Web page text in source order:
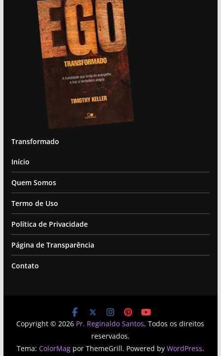
Transformado
Início
Quem Somos
Termo de Uso
Política de Privacidade
Página de Transparência
Contato
Copyright © 2026 Pr. Reginaldo Santos. Todos os direitos
reservados.
Tema: ColorMagpor ThemeGrill. Powered by WordPress.